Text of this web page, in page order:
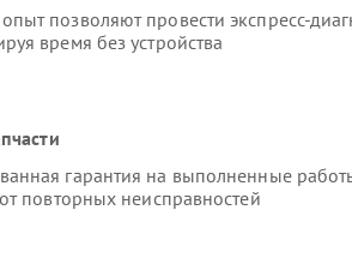
позволяют провести экспресс-
время без устройства
гарантия на выполненные
повторных неисправностей